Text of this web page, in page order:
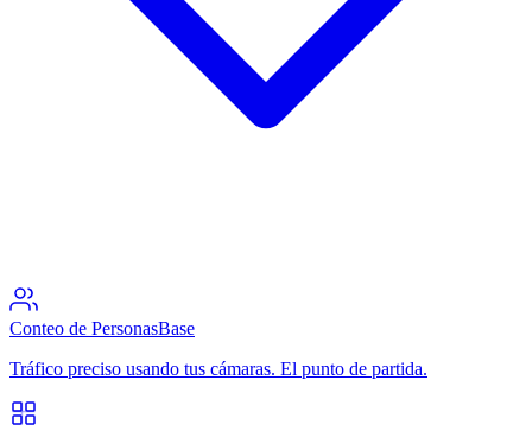
Conteo de PersonasBase
Tráfico preciso usando tus cámaras. El punto de partida.